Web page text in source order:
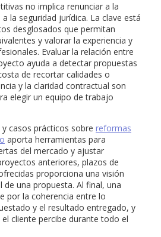
no implica renunciar a la
la seguridad jurídica. La clave está
desglosados que permitan
y valorar la experiencia y
Evaluar la relación entre
ayuda a detectar propuestas
de recortar calidades o
y la claridad contractual son
elegir un equipo de trabajo
casos prácticos sobre reformas
aporta herramientas para
del mercado y ajustar
anteriores, plazos de
proporciona una visión
una propuesta. Al final, una
por la coherencia entre lo
y el resultado entregado, y
cliente percibe durante todo el